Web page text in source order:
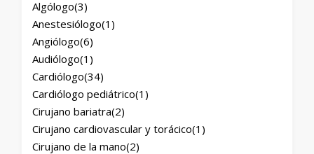
Algólogo(3)
Anestesiólogo(1)
Angiólogo(6)
Audiólogo(1)
Cardiólogo(34)
Cardiólogo pediátrico(1)
Cirujano bariatra(2)
Cirujano cardiovascular y torácico(1)
Cirujano de la mano(2)